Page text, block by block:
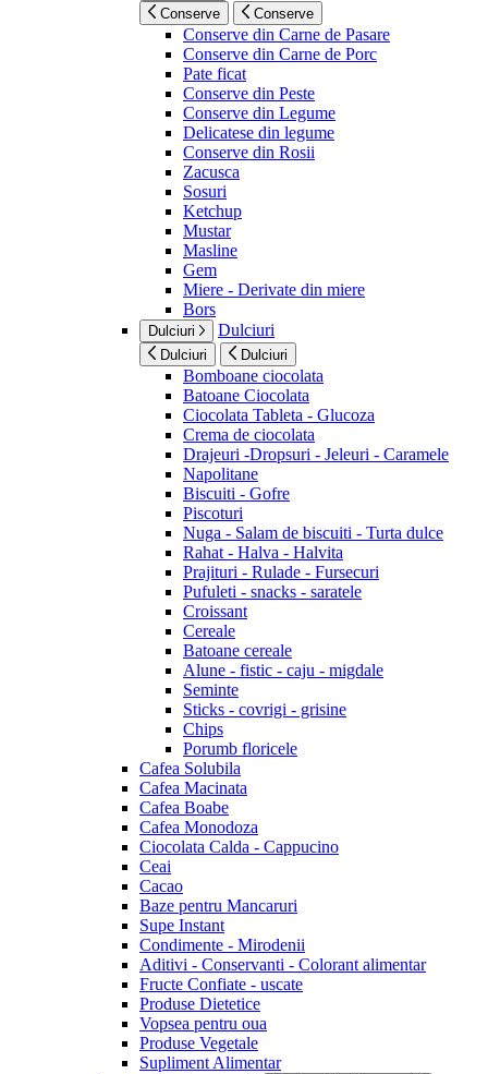
Conserve Conserve
Conserve din Carne de Pasare
Conserve din Carne de Porc
Pate ficat
Conserve din Peste
Conserve din Legume
Delicatese din legume
Conserve din Rosii
Zacusca
Sosuri
Ketchup
Mustar
Masline
Gem
Miere - Derivate din miere
Bors
Dulciuri Dulciuri
Dulciuri Dulciuri
Bomboane ciocolata
Batoane Ciocolata
Ciocolata Tableta - Glucoza
Crema de ciocolata
Drajeuri -Dropsuri - Jeleuri - Caramele
Napolitane
Biscuiti - Gofre
Piscoturi
Nuga - Salam de biscuiti - Turta dulce
Rahat - Halva - Halvita
Prajituri - Rulade - Fursecuri
Pufuleti - snacks - saratele
Croissant
Cereale
Batoane cereale
Alune - fistic - caju - migdale
Seminte
Sticks - covrigi - grisine
Chips
Porumb floricele
Cafea Solubila
Cafea Macinata
Cafea Boabe
Cafea Monodoza
Ciocolata Calda - Cappucino
Ceai
Cacao
Baze pentru Mancaruri
Supe Instant
Condimente - Mirodenii
Aditivi - Conservanti - Colorant alimentar
Fructe Confiate - uscate
Produse Dietetice
Vopsea pentru oua
Produse Vegetale
Supliment Alimentar